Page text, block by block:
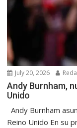
July 20, 2026
Andy Burnham,
Unido
Andy Burnham
Reino Unido En su